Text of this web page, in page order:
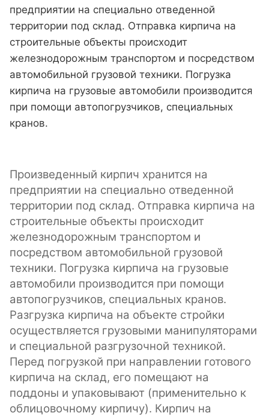
предприятии на специально отведенной
территории под склад. Отправка кирпича на
строительные объекты происходит
железнодорожным транспортом и посредством
автомобильной грузовой техники. Погрузка
кирпича на грузовые автомобили производится
при помощи автопогрузчиков, специальных
кранов.
Произведенный кирпич хранится на
предприятии на специально отведенной
территории под склад. Отправка кирпича на
строительные объекты происходит
железнодорожным транспортом и
посредством автомобильной грузовой
техники. Погрузка кирпича на грузовые
автомобили производится при помощи
автопогрузчиков, специальных кранов.
Разгрузка кирпича на объекте стройки
осуществляется грузовыми манипуляторами
и специальной разгрузочной техникой.
Перед погрузкой при направлении готового
кирпича на склад, его помещают на
поддоны и упаковывают (применительно к
облицовочному кирпичу). Кирпич на